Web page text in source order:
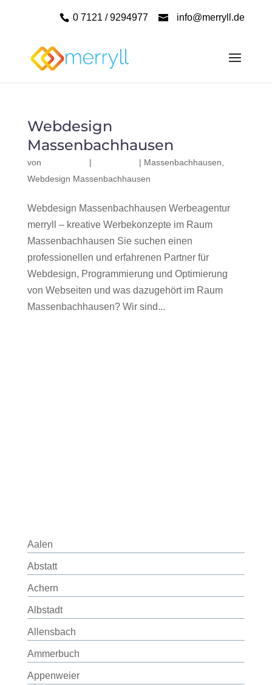
0 7121 / 9294977 info@merryll.de
Webdesign
Massenbachhausen
von | | Massenbachhausen
Webdesign Massenbachhausen
Webdesign Massenbachhausen Werbeagentur
merryll – kreative Werbekonzepte im Raum
Massenbachhausen Sie suchen einen
professionellen und erfahrenen Partner für
Webdesign, Programmierung und Optimierung
von Webseiten und was dazugehört im Raum
Massenbachhausen? Wir sind...
Aalen
Abstatt
Achern
Albstadt
Allensbach
Ammerbuch
Appenweier